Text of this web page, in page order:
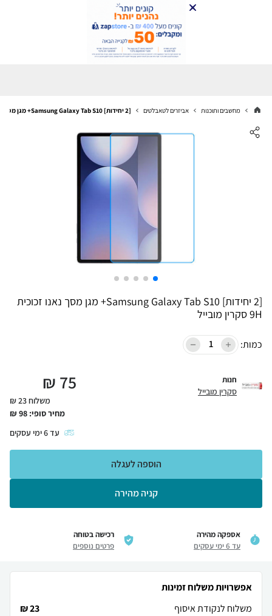
מחשבים ותוכנות אביזרים לטאבלטים [2 יחידות] Samsung Galaxy Tab S10+ מגן מסך נאנו זכוכית 9H סקרין מובייל
[2 יחידות] Samsung Galaxy Tab S10+ מגן מסך נאנו זכוכית
9H סקרין מובייל
כמות:
חנות
סקרין מובייל 75
₪
משלוח 23 ₪
מחיר סופי: 98
₪
עד6ימי עסקים
קניה מהירה
הוספה לעגלה
אספקה מהירה
עד 6 ימי עסקים
רכישה בטוחה
פרטים נוספים
אפשרויות משלוח זמינות
משלוח לנקודת איסוף
23 ₪